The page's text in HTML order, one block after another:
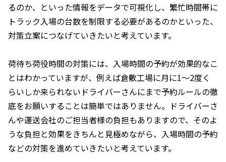
るのか、といった情報をデータで可視化し、繁忙時間帯に
トラック入場の台数を制限する必要があるのかといった、
対策立案につなげていきたいと考えています。
荷待ち荷役時間の対策には、入場時間の予約が効果的なこ
とはわかっていますが、例えば倉敷工場に月に1～2度く
らいしか来られないドライバーさんにまで予約ルールの徹
底をお願いすることは簡単ではありません。ドライバーさ
んや運送会社のご担当者様の負担もありますので、そのよ
うな負担と効果をきちんと見極めながら、入場時間の予約
などの対策を進めていきたいと考えています。